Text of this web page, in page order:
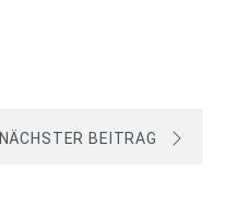
NÄCHSTER BEITRAG